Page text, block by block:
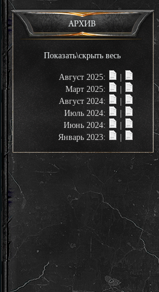
АРХИВ
Показать\скрыть весь
Август 2025:
Март 2025:
Август 2024:
Июль 2024:
Июнь 2024:
Январь 2023: